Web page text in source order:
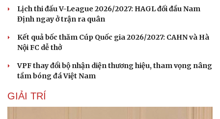
Lịch thi đấu V-League 2026/2027: HAGL đối đầu Nam
Định ngay ở trận ra quân
Kết quả bốc thăm Cúp Quốc gia 2026/2027: CAHN và Hà
Nội FC dễ thở
VPF thay đổi bộ nhận diện thương hiệu, tham vọng nâng
tầm bóng đá Việt Nam
GIẢI TRÍ